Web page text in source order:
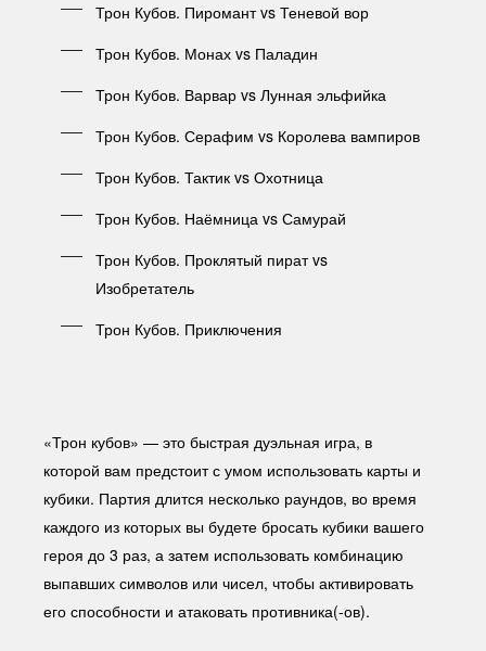
Трон Кубов. Пиромант vs Теневой вор
Трон Кубов. Монах vs Паладин
Трон Кубов. Варвар vs Лунная эльфийка
Трон Кубов. Серафим vs Королева вампиров
Трон Кубов. Тактик vs Охотница
Трон Кубов. Наёмница vs Самурай
Трон Кубов. Проклятый пират vs
Изобретатель
Трон Кубов. Приключения
«Трон кубов» — это быстрая дуэльная игра, в
которой вам предстоит с умом использовать карты и
кубики. Партия длится несколько раундов, во время
каждого из которых вы будете бросать кубики вашего
героя до 3 раз, а затем использовать комбинацию
выпавших символов или чисел, чтобы активировать
его способности и атаковать противника(-ов).